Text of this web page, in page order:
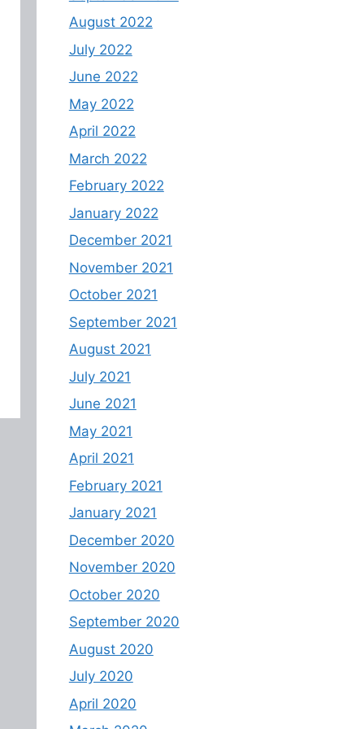
August 2022
July 2022
June 2022
May 2022
April 2022
March 2022
February 2022
January 2022
December 2021
November 2021
October 2021
September 2021
August 2021
July 2021
June 2021
May 2021
April 2021
February 2021
January 2021
December 2020
November 2020
October 2020
September 2020
August 2020
July 2020
April 2020